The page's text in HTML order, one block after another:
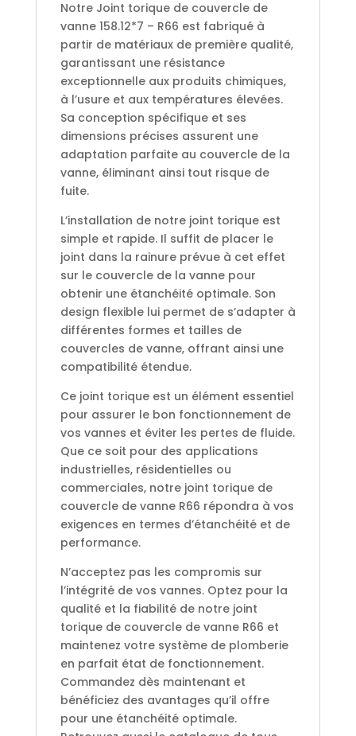
Notre Joint torique de couvercle de
vanne 158.12*7 – R66 est fabriqué à
partir de matériaux de première qualité,
garantissant une résistance
exceptionnelle aux produits chimiques,
à l’usure et aux températures élevées.
Sa conception spécifique et ses
dimensions précises assurent une
adaptation parfaite au couvercle de la
vanne, éliminant ainsi tout risque de
fuite.
L’installation de notre joint torique est
simple et rapide. Il suffit de placer le
joint dans la rainure prévue à cet effet
sur le couvercle de la vanne pour
obtenir une étanchéité optimale. Son
design flexible lui permet de s’adapter à
différentes formes et tailles de
couvercles de vanne, offrant ainsi une
compatibilité étendue.
Ce joint torique est un élément essentiel
pour assurer le bon fonctionnement de
vos vannes et éviter les pertes de fluide.
Que ce soit pour des applications
industrielles, résidentielles ou
commerciales, notre joint torique de
couvercle de vanne R66 répondra à vos
exigences en termes d’étanchéité et de
performance.
N’acceptez pas les compromis sur
l’intégrité de vos vannes. Optez pour la
qualité et la fiabilité de notre joint
torique de couvercle de vanne R66 et
maintenez votre système de plomberie
en parfait état de fonctionnement.
Commandez dès maintenant et
bénéficiez des avantages qu’il offre
pour une étanchéité optimale.